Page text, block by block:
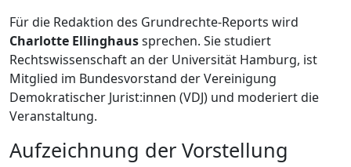
Für die Redaktion des Grundrechte-Reports wird
Charlotte Ellinghaussprechen. Sie studiert
Rechtswissenschaft an der Universität Hamburg, ist
Mitglied im Bundesvorstand der Vereinigung
Demokratischer Jurist:innen (VDJ) und moderiert die
Veranstaltung.
Aufzeichnung der Vorstellung